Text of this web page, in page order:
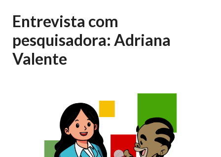
Entrevista com
pesquisadora: Adriana
Valente